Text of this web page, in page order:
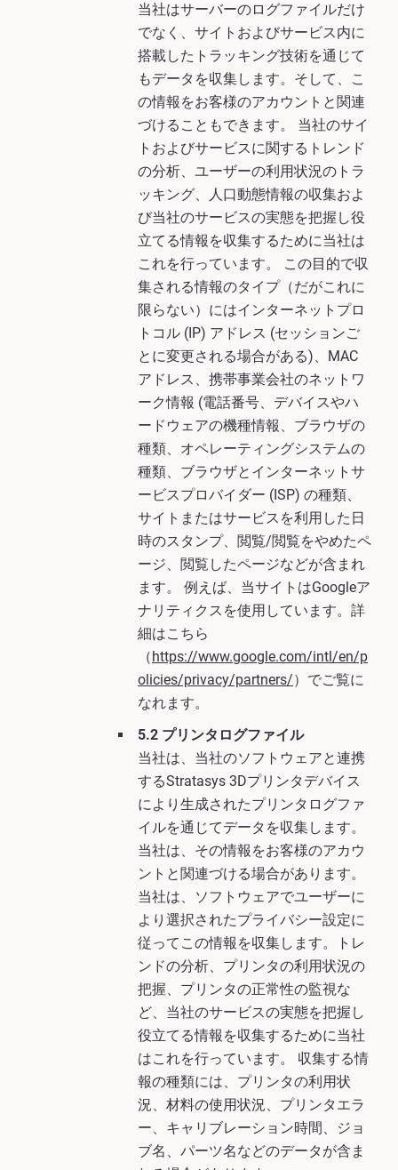
当社はサーバーのログファイルだけ
でなく、サイトおよびサービス内に
搭載したトラッキング技術を通じて
もデータを収集します。そして、こ
の情報をお客様のアカウントと関連
づけることもできます。 当社のサイ
トおよびサービスに関するトレンド
の分析、ユーザーの利用状況のトラ
ッキング、人口動態情報の収集およ
び当社のサービスの実態を把握し役
立てる情報を収集するために当社は
これを行っています。 この目的で収
集される情報のタイプ（だがこれに
限らない）にはインターネットプロ
トコル (IP) アドレス (セッションご
とに変更される場合がある)、MAC
アドレス、携帯事業会社のネットワ
ーク情報 (電話番号、デバイスやハ
ードウェアの機種情報、ブラウザの
種類、オペレーティングシステムの
種類、ブラウザとインターネットサ
ービスプロバイダー (ISP) の種類、
サイトまたはサービスを利用した日
時のスタンプ、閲覧/閲覧をやめたペ
ージ、閲覧したページなどが含まれ
ます。 例えば、当サイトはGoogleア
ナリティクスを使用しています。詳
細はこちら
（https://www.google.com/intl/en/p
olicies/privacy/partners/）でご覧に
なれます。
5.2 プリンタログファイル
当社は、当社のソフトウェアと連携
するStratasys 3Dプリンタデバイス
により生成されたプリンタログファ
イルを通じてデータを収集します。
当社は、その情報をお客様のアカウ
ントと関連づける場合があります。
当社は、ソフトウェアでユーザーに
より選択されたプライバシー設定に
従ってこの情報を収集します。トレ
ンドの分析、プリンタの利用状況の
把握、プリンタの正常性の監視な
ど、当社のサービスの実態を把握し
役立てる情報を収集するために当社
はこれを行っています。 収集する情
報の種類には、プリンタの利用状
況、材料の使用状況、プリンタエラ
ー、キャリブレーション時間、ジョ
ブ名、パーツ名などのデータが含ま